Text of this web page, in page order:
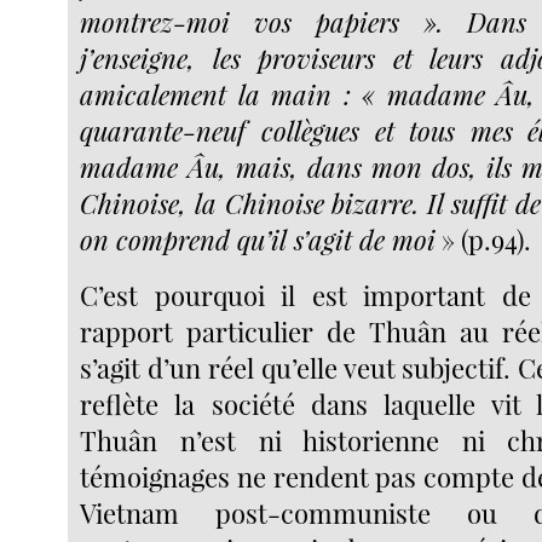
montrez-moi vos papiers ». Dans
j’enseigne, les proviseurs et leurs
amicalement la main : « madame Âu,
quarante-neuf collègues et tous mes
madame Âu, mais, dans mon dos, ils
Chinoise, la Chinoise bizarre. Il suffit
on comprend qu’il s’agit de moi » (p.94).
C’est pourquoi il est important
rapport particulier de Thuân au
s’agit d’un réel qu’elle veut subjectif.
reflète la société dans laquelle vit
Thuân n’est ni historienne ni
témoignages ne rendent pas compte
Vietnam post-communiste